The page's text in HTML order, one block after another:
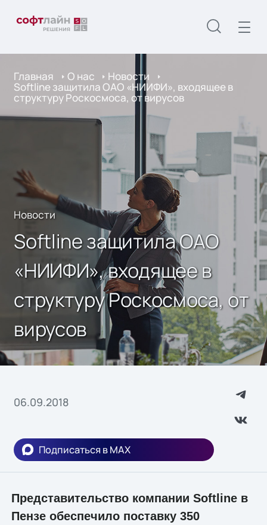
Главная О нас Новости
Softline защитила ОАО «НИИФИ», входящее в
структуру Роскосмоса, от вирусов
Новости
Softline защитила ОАО
«НИИФИ», входящее в
структуру Роскосмоса, от
вирусов
06.09.2018
Подписаться в MAX
Представительство компании Softline в
Пензе обеспечило поставку 350